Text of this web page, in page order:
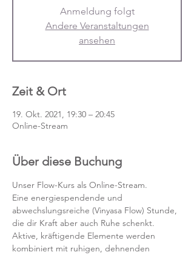
Anmeldung folgt
Andere Veranstaltungen
ansehen
Zeit & Ort
19. Okt. 2021, 19:30 – 20:45
Online-Stream
Über diese Buchung
Unser Flow-Kurs als Online-Stream.
Eine energiespendende und
abwechslungsreiche (Vinyasa Flow) Stunde,
die dir Kraft aber auch Ruhe schenkt.
Aktive, kräftigende Elemente werden
kombiniert mit ruhigen, dehnenden